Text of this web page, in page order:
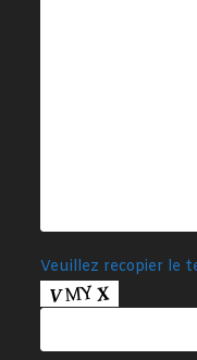
Veuillez recopier le